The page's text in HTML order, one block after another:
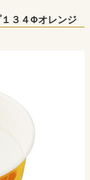
３４Φオレンジ